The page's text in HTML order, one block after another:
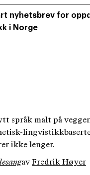
språk malt på
ikke lenger.
av Fredrik Høyer
nyhetsbrev for
i Norge